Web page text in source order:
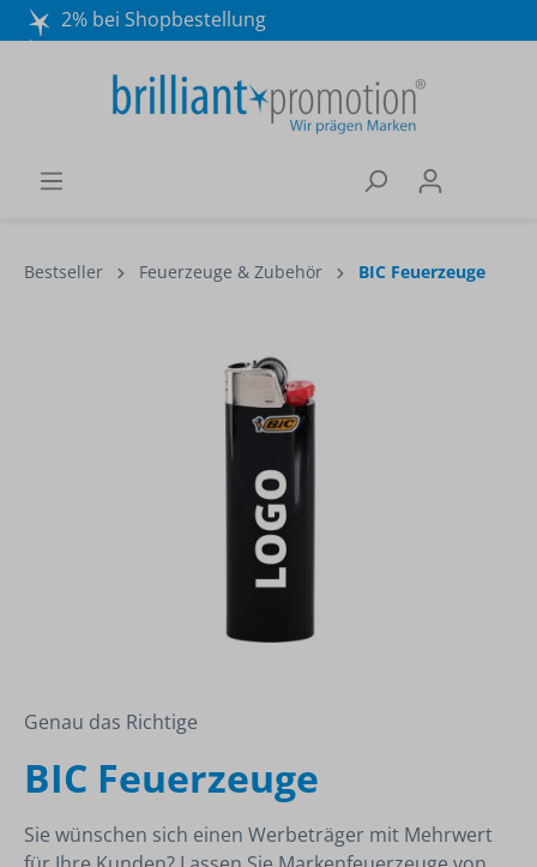
2% bei Shopbestellung
Wir beraten Sie gerne:
040 / 570 18 25 70
Bestseller Feuerzeuge & Zubehör BIC Feuerzeuge
Genau das Richtige
BIC Feuerzeuge
Sie wünschen sich einen Werbeträger mit Mehrwert